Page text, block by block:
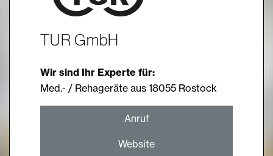
TUR GmbH
Wir sind Ihr Experte für:
Med.- / Rehageräte aus 18055 Rostock
Anruf
Website